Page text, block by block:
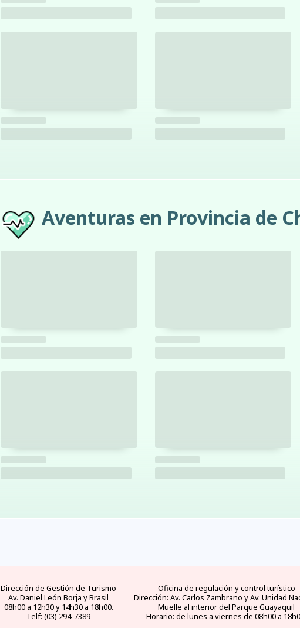
Aventuras en Provincia de
Dirección de Gestión de Turismo
Av. Daniel León Borja y Brasil
08h00 a 12h30 y 14h30 a 18h00.
Telf: (03) 294-7389
Oficina de regulación y control turístico
Dirección: Av. Carlos Zambrano y Av. Unidad
Muelle al interior del Parque Guayaquil
Horario: de lunes a viernes de 08h00 a